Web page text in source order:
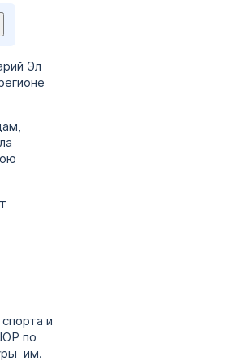
Эл
и
по
им.